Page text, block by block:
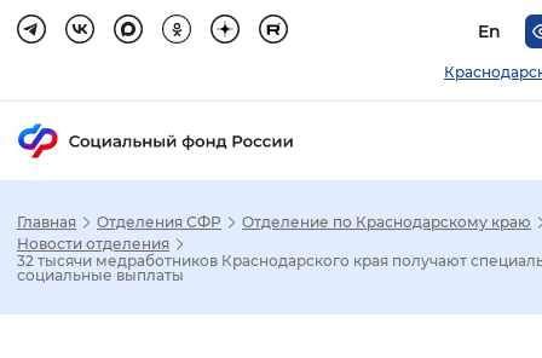
En
Главная Отделения СФР
Отделение по Краснодарскому краю
Новости отделения
32 тысячи медработников Краснодарского края получают
социальные выплаты